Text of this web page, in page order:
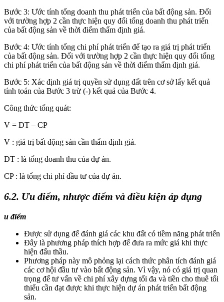
Bước 3: Ước tính tổng doanh thu phát triển của bất động sản. Đối
với trường hợp 2 cần thực hiện quy đổi tổng doanh thu phát triển
của bất động sản về thời điểm thẩm định giá.
Bước 4: Ước tính tổng chi phí phát triển để tạo ra giá trị phát triển
của bất động sản. Đối với trường hợp 2 cần thực hiện quy đổi tổng
chi phí phát triển của bất động sản về thời điểm thẩm định giá.
Bước 5: Xác định giá trị quyền sử dụng đất trên cơ sở lấy kết quả
tính toán của Bước 3 trừ (-) kết quả của Bước 4.
Công thức tổng quát:
V = DT – CP
V : giá trị bất động sản cần thẩm định giá.
DT : là tổng doanh thu của dự án.
CP : là tổng chi phí đầu tư của dự án.
6.2. Ưu điểm, nhược điểm và điều kiện áp dụng
u điểm
Được sử dụng để đánh giá các khu đất có tiềm năng phát triển
Đây là phương pháp thích hợp để đưa ra mức giá khi thực
hiện đấu thầu.
Phương pháp này mô phỏng lại cách thức phân tích đánh giá
các cơ hội đầu tư vào bất động sản. Vì vậy, nó có giá trị quan
trọng để tư vấn về chi phí xây dựng tối đa và tiền cho thuê tối
thiểu cần đạt được khi thực hiện dự án phát triển bất động
sản.